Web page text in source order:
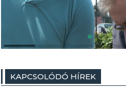
KAPCSOLÓDÓ HÍREK